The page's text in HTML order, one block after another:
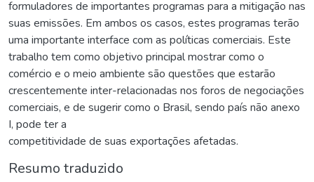
formuladores de importantes programas para a mitigação nas
suas emissões. Em ambos os casos, estes programas terão
uma importante interface com as políticas comerciais. Este
trabalho tem como objetivo principal mostrar como o
comércio e o meio ambiente são questões que estarão
crescentemente inter-relacionadas nos foros de negociações
comerciais, e de sugerir como o Brasil, sendo país não anexo
I, pode ter a
competitividade de suas exportações afetadas.
Resumo traduzido